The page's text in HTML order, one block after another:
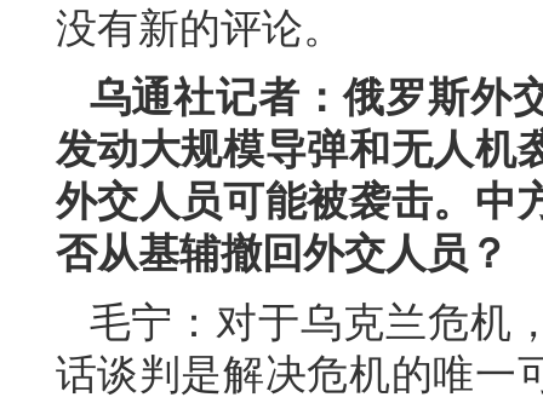
没有新的评论。
乌通社记者：俄罗斯外
发动大规模导弹和无人机
外交人员可能被袭击。中
否从基辅撤回外交人员？
毛宁：对于乌克兰危机
话谈判是解决危机的唯一